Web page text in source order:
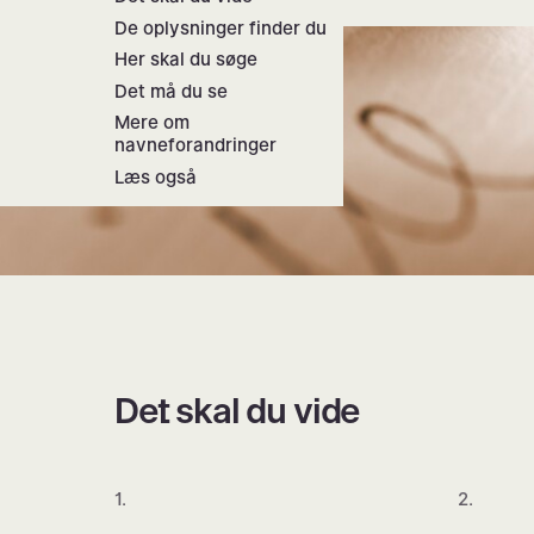
De oplysninger finder du
Her skal du søge
Det må du se
Mere om
navneforandringer
Læs også
Det skal du vide
1. 2.